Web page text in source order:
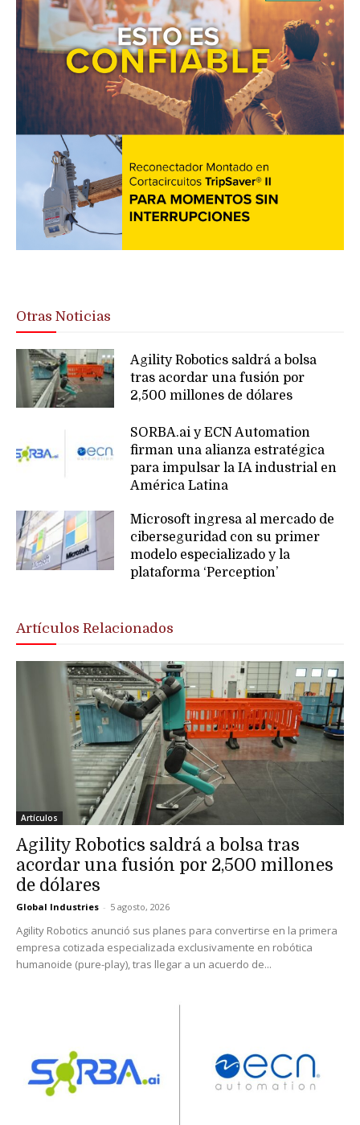
Otras Noticias
Agility Robotics saldrá a bolsa
tras acordar una fusión por
2,500 millones de dólares
SORBA.ai y ECN Automation
firman una alianza estratégica
para impulsar la IA industrial en
América Latina
Microsoft ingresa al mercado de
ciberseguridad con su primer
modelo especializado y la
plataforma ‘Perception’
Artículos Relacionados
Artículos
Agility Robotics saldrá a bolsa tras
acordar una fusión por 2,500 millones
de dólares
Global Industries - 5 agosto, 2026
Agility Robotics anunció sus planes para convertirse en la primera
empresa cotizada especializada exclusivamente en robótica
humanoide (pure-play), tras llegar a un acuerdo de...